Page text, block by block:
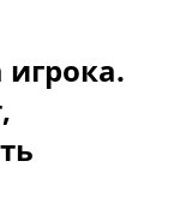
игрока.